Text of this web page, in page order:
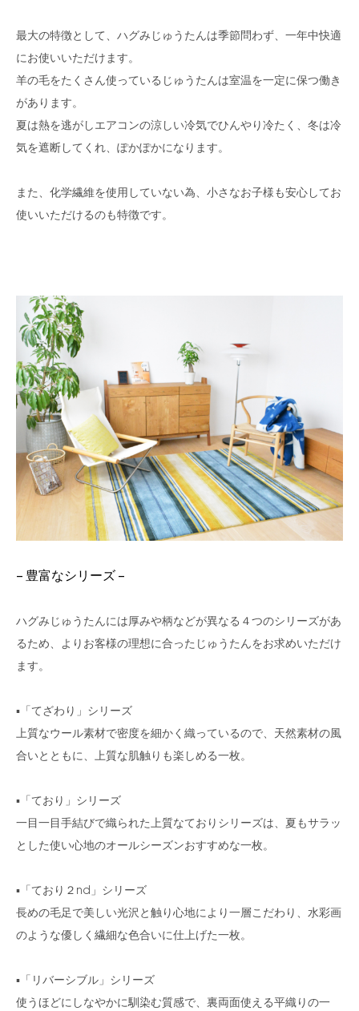
最大の特徴として、ハグみじゅうたんは季節問わず、一年中快適
にお使いいただけます。
羊の毛をたくさん使っているじゅうたんは室温を一定に保つ働き
があります。
夏は熱を逃がしエアコンの涼しい冷気でひんやり冷たく、冬は冷
気を遮断してくれ、ぽかぽかになります。
また、化学繊維を使用していない為、小さなお子様も安心してお
使いいただけるのも特徴です。
– 豊富なシリーズ –
ハグみじゅうたんには厚みや柄などが異なる４つのシリーズがあ
るため、よりお客様の理想に合ったじゅうたんをお求めいただけ
ます。
▪「てざわり」シリーズ
上質なウール素材で密度を細かく織っているので、天然素材の風
合いとともに、上質な肌触りも楽しめる一枚。
▪「ており」シリーズ
一目一目手結びで織られた上質なておりシリーズは、夏もサラッ
とした使い心地のオールシーズンおすすめな一枚。
▪「ており２nd」シリーズ
長めの毛足で美しい光沢と触り心地により一層こだわり、水彩画
のような優しく繊細な色合いに仕上げた一枚。
▪「リバーシブル」シリーズ
使うほどにしなやかに馴染む質感で、裏両面使える平織りの一